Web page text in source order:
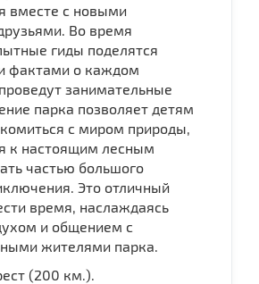
вместе с новыми
Во время
гиды поделятся
фактами о каждом
занимательные
парка позволяет детям
с миром природы,
к настоящим лесным
частью большого
Это отличный
время, наслаждаясь
и общением с
жителями парка.
(200 км.).